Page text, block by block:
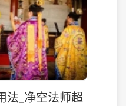
法_净空法师超